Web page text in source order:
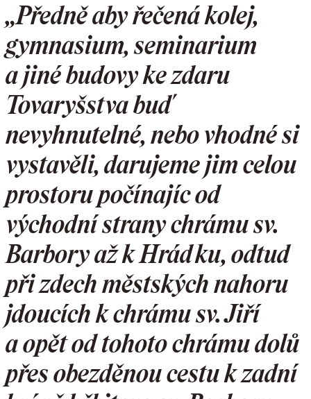
„Předně aby řečená kolej,
gymnasium, seminarium
a jiné budovy ke zdaru
Tovaryšstva buď
nevyhnutelné, nebo vhodné si
vystavěli, darujeme jim celou
prostoru počínajíc od
východní strany chrámu sv.
Barbory až k Hrádku, odtud
při zdech městských nahoru
jdoucích k chrámu sv. Jiří
a opět od tohoto chrámu dolů
přes obezděnou cestu k zadní